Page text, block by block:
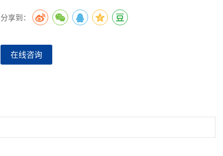
分享到：
在线咨询